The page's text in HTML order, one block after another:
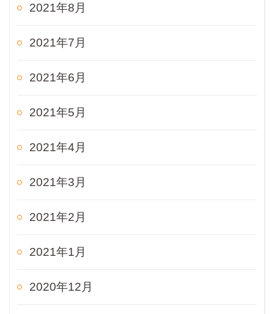
2021年8月
2021年7月
2021年6月
2021年5月
2021年4月
2021年3月
2021年2月
2021年1月
2020年12月